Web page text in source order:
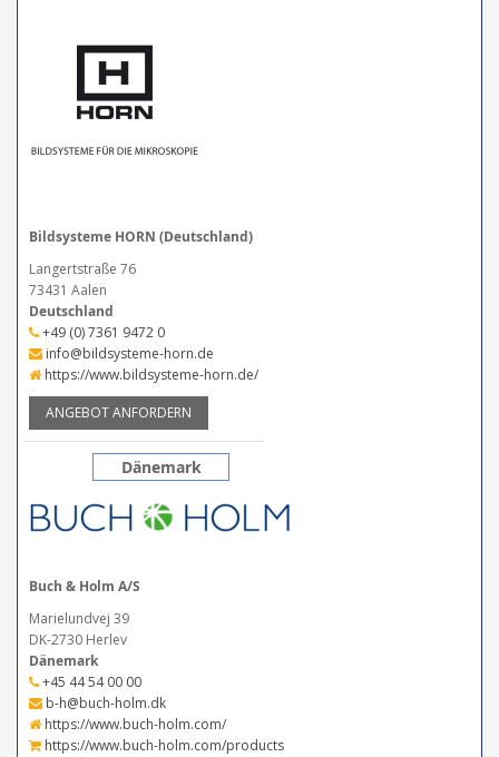
Bildsysteme HORN (Deutschland)
Langertstraße 76
73431 Aalen
Deutschland
+49 (0) 7361 9472 0
info@bildsysteme-horn.de
https://www.bildsysteme-horn.de/
ANGEBOT ANFORDERN
Dänemark
Buch & Holm A/S
Marielundvej 39
DK-2730 Herlev
Dänemark
+45 44 54 00 00
b-h@buch-holm.dk
https://www.buch-holm.com/
https://www.buch-holm.com/products